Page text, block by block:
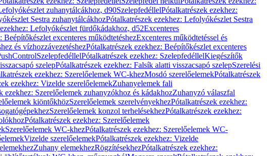
zuhanytálcákhoz, d90SzelepfedéllelPótalkatrészek ezekhez:
Sestra zuhanytálcákhozPótalkatrészek ezekhez: Lefolyókészlet Sestra
Lefolyókészlet fürdőkádakhoz, d52Excenteres
Beépítőkészlet excenteres működtetéshezExcenteres működtetéssel és
és vízhozzávezetéshezPótalkatrészek ezekhez: Beépítőkészlet excenteres
SzelepfedéllelPótalkatrészek ezekhez: SzelepfedéllelKiegészítők
szelepPótalkatrészek ezekhez: Falsík alatti visszacsapó szelepSzerelési
ezekhez: Szerelőelemek WC-khezMosdó szerelőelemekPótalkatrészek
ezekhez: Vizelde szerelőelemekZuhanyelemek fali
ezekhez: Szerelőelemek zuhanyzókhoz és kádakhozZuhanyzó válaszfal
kiöntőkhözSzerelőelemek szerelvényekhezPótalkatrészek ezekhez:
Szerelőelemek konzol terhelésekhezPótalkatrészek ezekhez:
Pótalkatrészek ezekhez: Szerelőelemek
Szerelőelemek WC-khezPótalkatrészek ezekhez: Szerelőelemek WC-
Vizelde szerelőelemekPótalkatrészek ezekhez: Vizelde
Zuhany elemekhezRögzítésekhezPótalkatrészek ezekhez: